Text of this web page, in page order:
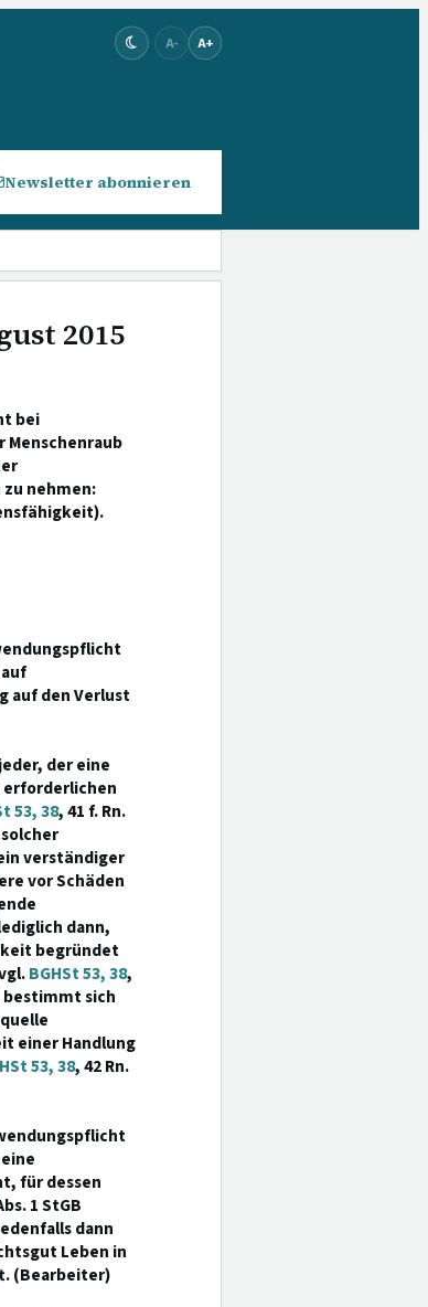
A- A+
Newsletter abonnieren
2015
bei
nehmen:
auf den Verlust
der eine
erforderlichen
53, 38, 41 f. Rn.
verständiger
vor Schäden
dann,
begründet
BGHSt 53, 38,
bestimmt sich
einer Handlung
53, 38, 42 Rn.
für dessen
1 StGB
dann
Leben in
(Bearbeiter)